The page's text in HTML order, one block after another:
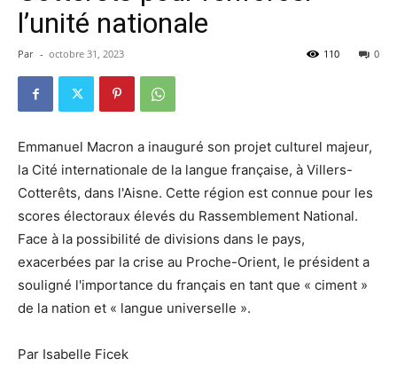
l’unité nationale
Par - octobre 31, 2023 0
110
Emmanuel Macron a inauguré son projet culturel majeur,
la Cité internationale de la langue française, à Villers-
Cotterêts, dans l'Aisne. Cette région est connue pour les
scores électoraux élevés du Rassemblement National.
Face à la possibilité de divisions dans le pays,
exacerbées par la crise au Proche-Orient, le président a
souligné l'importance du français en tant que « ciment »
de la nation et « langue universelle ».
Par Isabelle Ficek